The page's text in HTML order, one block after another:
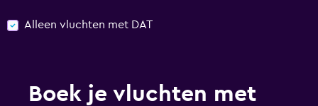
Alleen vluchten met DAT
Boek je vluchten met